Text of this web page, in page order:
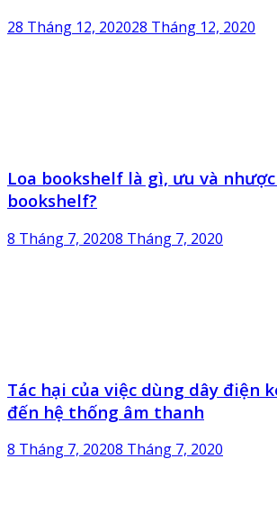
28 Tháng 12, 202028 Tháng 12, 2020
Loa bookshelf là gì, ưu và
bookshelf?
8 Tháng 7, 20208 Tháng 7, 2020
Tác hại của việc dùng dây điện
đến hệ thống âm thanh
8 Tháng 7, 20208 Tháng 7, 2020